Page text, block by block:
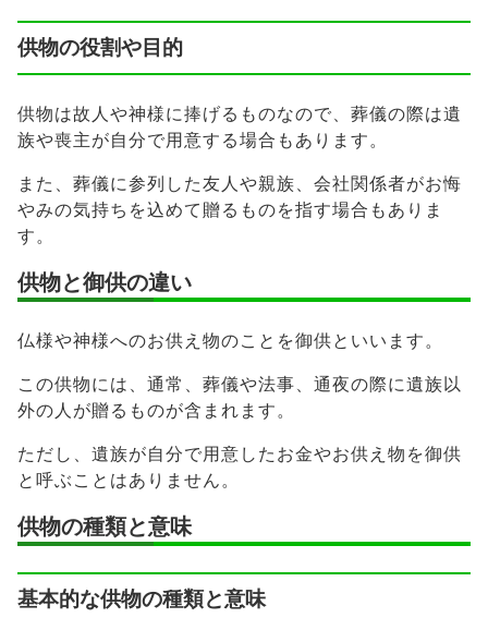
供物の役割や目的
供物は故人や神様に捧げるものなので、葬儀の際は遺
族や喪主が自分で用意する場合もあります。
また、葬儀に参列した友人や親族、会社関係者がお悔
やみの気持ちを込めて贈るものを指す場合もありま
す。
供物と御供の違い
仏様や神様へのお供え物のことを御供といいます。
この供物には、通常、葬儀や法事、通夜の際に遺族以
外の人が贈るものが含まれます。
ただし、遺族が自分で用意したお金やお供え物を御供
と呼ぶことはありません。
供物の種類と意味
基本的な供物の種類と意味